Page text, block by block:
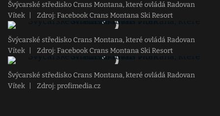
Švýcarské středisko Crans Montana, které ovládá Radovan
Vítek
Zdroj: Facebook Crans Montana Ski Resort
Švýcarské středisko Crans Montana, které ovládá Radovan
Vítek
Zdroj: Facebook Crans Montana Ski Resort
Švýcarské středisko Crans Montana, které ovládá Radovan
Vítek
Zdroj: profimedia.cz